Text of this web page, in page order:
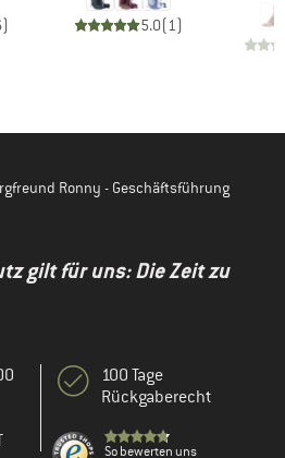
) 5.0(1)
Ronny - Geschäftsführung
gilt für uns: Die Zeit zu
100 Tage
Rückgaberecht
So bewerten uns